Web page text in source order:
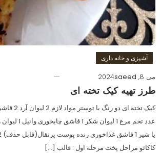
آشپزی و خانه داری
می 8, 2024
saeed
طرز تهیه کیک تخته ای
کاکائو مراحل پخت مرحله اول : قالب […]